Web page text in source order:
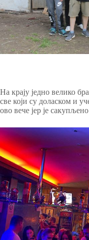
На крају једно велико
све који су доласком и
ово вече јер је